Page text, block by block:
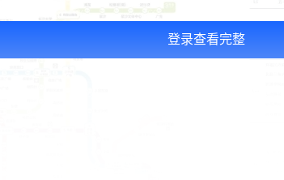
登录查看完整